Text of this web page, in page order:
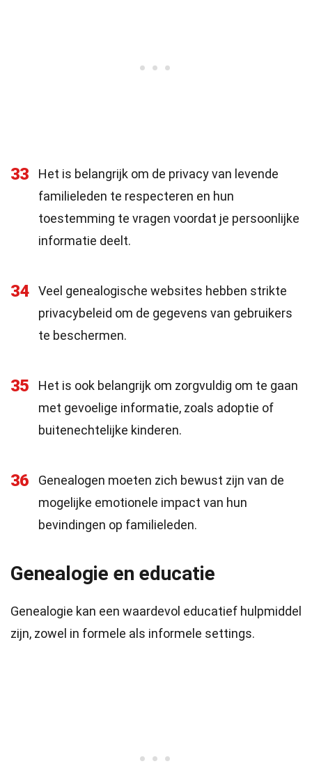
33
Het is belangrijk om de privacy van levende
familieleden te respecteren en hun
toestemming te vragen voordat je persoonlijke
informatie deelt.
34
Veel genealogische websites hebben strikte
privacybeleid om de gegevens van gebruikers
te beschermen.
35
Het is ook belangrijk om zorgvuldig om te gaan
met gevoelige informatie, zoals adoptie of
buitenechtelijke kinderen.
36
Genealogen moeten zich bewust zijn van de
mogelijke emotionele impact van hun
bevindingen op familieleden.
Genealogie en educatie
Genealogie kan een waardevol educatief hulpmiddel
zijn, zowel in formele als informele settings.